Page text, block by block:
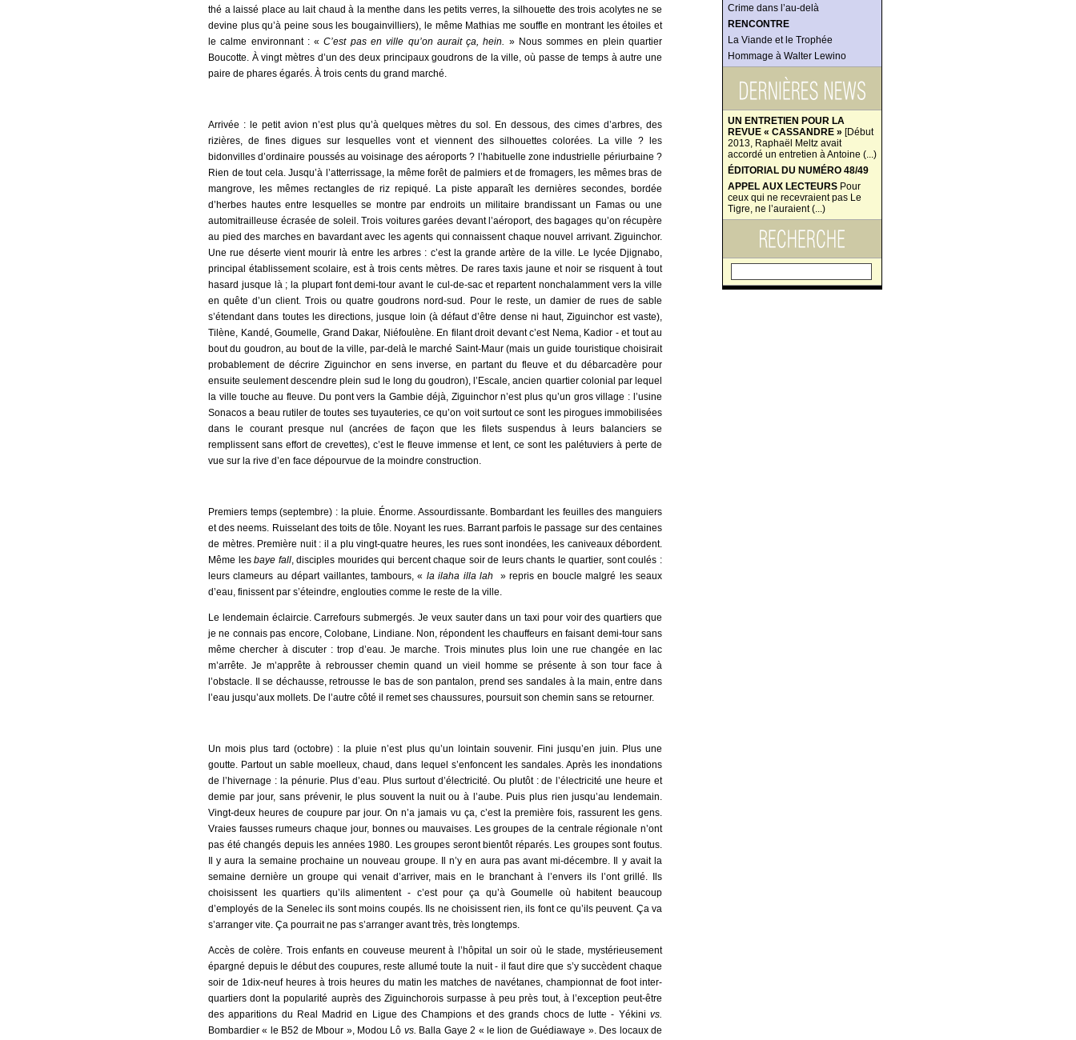
Crime dans l’au-delà
RENCONTRE
La Viande et le Trophée
Hommage à Walter Lewino
UN ENTRETIEN POUR LA
REVUE « CASSANDRE » [Début
2013, Raphaël Meltz avait
accordé un entretien à Antoine (...)
ÉDITORIAL DU NUMÉRO 48/49
APPEL AUX LECTEURS Pour
ceux qui ne recevraient pas Le
Tigre, ne l’auraient (...)
thé a laissé place au lait chaud à la menthe dans les petits verres, la silhouette des trois acolytes ne se
devine plus qu’à peine sous les bougainvilliers), le même Mathias me souffle en montrant les étoiles et
le calme environnant : «C’est pas en ville qu’on aurait ça, hein. » Nous sommes en plein quartier
Boucotte. À vingt mètres d’un des deux principaux goudrons de la ville, où passe de temps à autre une
paire de phares égarés. À trois cents du grand marché.
Arrivée : le petit avion n’est plus qu’à quelques mètres du sol. En dessous, des cimes d’arbres, des
rizières, de fines digues sur lesquelles vont et viennent des silhouettes colorées. La ville ? les
bidonvilles d’ordinaire poussés au voisinage des aéroports ? l’habituelle zone industrielle périurbaine ?
Rien de tout cela. Jusqu’à l’atterrissage, la même forêt de palmiers et de fromagers, les mêmes bras de
mangrove, les mêmes rectangles de riz repiqué. La piste apparaît les dernières secondes, bordée
d’herbes hautes entre lesquelles se montre par endroits un militaire brandissant un Famas ou une
automitrailleuse écrasée de soleil. Trois voitures garées devant l’aéroport, des bagages qu’on récupère
au pied des marches en bavardant avec les agents qui connaissent chaque nouvel arrivant. Ziguinchor.
Une rue déserte vient mourir là entre les arbres : c’est la grande artère de la ville. Le lycée Djignabo,
principal établissement scolaire, est à trois cents mètres. De rares taxis jaune et noir se risquent à tout
hasard jusque là ; la plupart font demi-tour avant le cul-de-sac et repartent nonchalamment vers la ville
en quête d’un client. Trois ou quatre goudrons nord-sud. Pour le reste, un damier de rues de sable
s’étendant dans toutes les directions, jusque loin (à défaut d’être dense ni haut, Ziguinchor est vaste),
Tilène, Kandé, Goumelle, Grand Dakar, Niéfoulène. En filant droit devant c’est Nema, Kadior - et tout au
bout du goudron, au bout de la ville, par-delà le marché Saint-Maur (mais un guide touristique choisirait
probablement de décrire Ziguinchor en sens inverse, en partant du fleuve et du débarcadère pour
ensuite seulement descendre plein sud le long du goudron), l’Escale, ancien quartier colonial par lequel
la ville touche au fleuve. Du pont vers la Gambie déjà, Ziguinchor n’est plus qu’un gros village : l’usine
Sonacos a beau rutiler de toutes ses tuyauteries, ce qu’on voit surtout ce sont les pirogues immobilisées
dans le courant presque nul (ancrées de façon que les filets suspendus à leurs balanciers se
remplissent sans effort de crevettes), c’est le fleuve immense et lent, ce sont les palétuviers à perte de
vue sur la rive d’en face dépourvue de la moindre construction.
Premiers temps (septembre) : la pluie. Énorme. Assourdissante. Bombardant les feuilles des manguiers
et des neems. Ruisselant des toits de tôle. Noyant les rues. Barrant parfois le passage sur des centaines
de mètres. Première nuit : il a plu vingt-quatre heures, les rues sont inondées, les caniveaux débordent.
Même lesbaye fall, disciples mourides qui bercent chaque soir de leurs chants le quartier, sont coulés :
leurs clameurs au départ vaillantes, tambours, « la ilaha illa lah
» repris en boucle malgré les seaux
d’eau, finissent par s’éteindre, englouties comme le reste de la ville.
Le lendemain éclaircie. Carrefours submergés. Je veux sauter dans un taxi pour voir des quartiers que
je ne connais pas encore, Colobane, Lindiane. Non, répondent les chauffeurs en faisant demi-tour sans
même chercher à discuter : trop d’eau. Je marche. Trois minutes plus loin une rue changée en lac
m’arrête. Je m’apprête à rebrousser chemin quand un vieil homme se présente à son tour face à
l’obstacle. Il se déchausse, retrousse le bas de son pantalon, prend ses sandales à la main, entre dans
l’eau jusqu’aux mollets. De l’autre côté il remet ses chaussures, poursuit son chemin sans se retourner.
Un mois plus tard (octobre) : la pluie n’est plus qu’un lointain souvenir. Fini jusqu’en juin. Plus une
goutte. Partout un sable moelleux, chaud, dans lequel s’enfoncent les sandales. Après les inondations
de l’hivernage : la pénurie. Plus d’eau. Plus surtout d’électricité. Ou plutôt : de l’électricité une heure et
demie par jour, sans prévenir, le plus souvent la nuit ou à l’aube. Puis plus rien jusqu’au lendemain.
Vingt-deux heures de coupure par jour. On n’a jamais vu ça, c’est la première fois, rassurent les gens.
Vraies fausses rumeurs chaque jour, bonnes ou mauvaises. Les groupes de la centrale régionale n’ont
pas été changés depuis les années 1980. Les groupes seront bientôt réparés. Les groupes sont foutus.
Il y aura la semaine prochaine un nouveau groupe. Il n’y en aura pas avant mi-décembre. Il y avait la
semaine dernière un groupe qui venait d’arriver, mais en le branchant à l’envers ils l’ont grillé. Ils
choisissent les quartiers qu’ils alimentent - c’est pour ça qu’à Goumelle où habitent beaucoup
d’employés de la Senelec ils sont moins coupés. Ils ne choisissent rien, ils font ce qu’ils peuvent. Ça va
s’arranger vite. Ça pourrait ne pas s’arranger avant très, très longtemps.
Accès de colère. Trois enfants en couveuse meurent à l’hôpital un soir où le stade, mystérieusement
épargné depuis le début des coupures, reste allumé toute la nuit - il faut dire que s’y succèdent chaque
soir de 1dix-neuf heures à trois heures du matin les matches de navétanes, championnat de foot inter-
quartiers dont la popularité auprès des Ziguinchorois surpasse à peu près tout, à l’exception peut-être
des apparitions du Real Madrid en Ligue des Champions et des grands chocs de lutte - Yékini vs.
Bombardier « le B52 de Mbour », Modou Lô vs. Balla Gaye 2 « le lion de Guédiawaye ». Des locaux de